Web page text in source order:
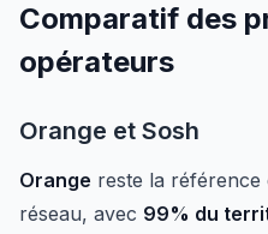
Comparatif des
opérateurs
Orange et Sosh
Orange reste la
réseau, avec 99% du